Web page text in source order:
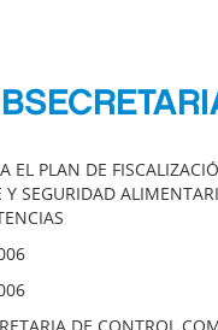
EL PLAN DE
Y SEGURIDAD